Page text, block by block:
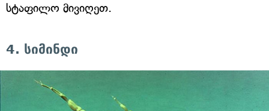
სტაფილო მივიღეთ.
4. სიმინდი